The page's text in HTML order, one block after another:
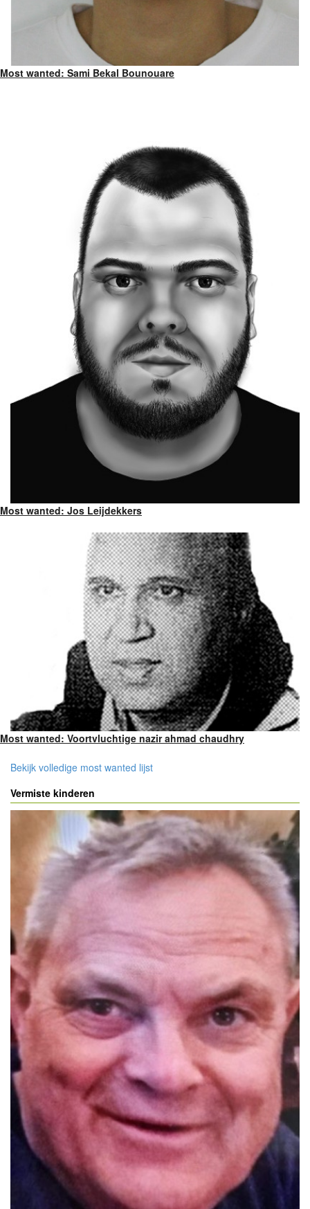
Most wanted: Sami Bekal Bounouare
Most wanted: Jos Leijdekkers
Most wanted: Voortvluchtige nazir ahmad chaudhry
Bekijk volledige most wanted lijst
Vermiste kinderen